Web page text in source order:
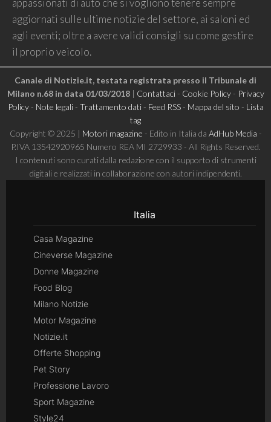
appassionati di auto che si vogliono tenere sempre
aggiornati sulle ultime notizie del settore, ai saloni ed
agli eventi; oltre a avere validi consigli su come gestire
il proprio veicolo.
Canale di Notizie.it, testata registrata presso il Tribunale di
Milano n.68 in data 01/03/2018| Contattaci- Cookie Policy- Privacy
Policy- Note legali- Trattamento dati- Feed RSS- Mappa del sito - Lista
tag
Copyright © 2025 | Motori magazine - Edito in Italia da AdHub Media -
P.IVA 13542920965 Numero REA MI 2729933 - All Rights Reserved.
I contenuti sono curati dalla redazione con il supporto di strumenti
digitali e realizzati in collaborazione con autori indipendenti.
Italia
Casa Magazine
Cineverse Magazine
Donne Magazine
Food Blog
Milano Notizie
Motor Magazine
Notizie.it
Offerte Shopping
Pet Story
Professione Lavoro
Sport Magazine
Style24